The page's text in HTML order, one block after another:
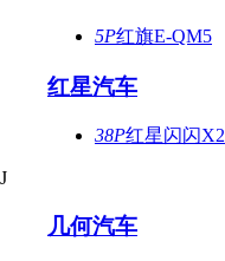
5P红旗E-QM5
红星汽车
38P红星闪闪X2
J
几何汽车